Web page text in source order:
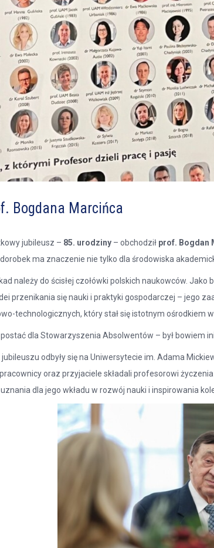
Bogdana Marcińca
jubileusz – 85. urodziny – obchodził prof. Bogdan
ma znaczenie nie tylko dla środowiska
należy do ścisłej czołówki polskich naukowców.
przenikania się nauki i praktyki gospodarczej – jego
technologicznych, który stał się istotnym ośrodkiem
dla Stowarzyszenia Absolwentów – był bowiem
odbyły się na Uniwersytecie im. Adama
oraz przyjaciele składali profesorowi
dla jego wkładu w rozwój nauki i inspirowania